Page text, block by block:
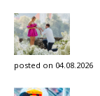
posted on 04.08.2026